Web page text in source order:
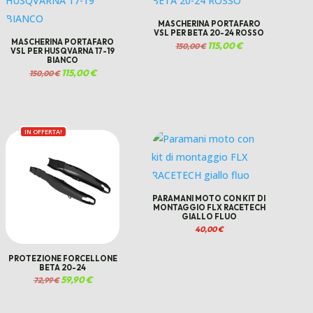
MASCHERINA PORTAFARO
VSL PER HUSQVARNA 17-19
BIANCO
150,00€Il
prezzo
115,00€Il
prezzo
MASCHERINA PORTAFARO
VSL PER BETA 20-24 ROSSO
150,00€ Il
prezzo
115,00€Il
prezzo
IN OFFERTA!
PROTEZIONE FORCELLONE
BETA 20-24
72,99€Il
prezzo
59,90€Il
prezzo
PARAMANI MOTO CON KIT DI
MONTAGGIO FLX RACETECH
GIALLO FLUO
40,00€